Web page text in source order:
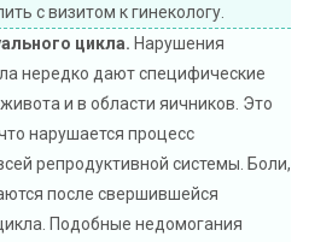
с визитом к гинекологу.
цикла. Нарушения
нередко дают специфические
и в области яичников. Это
нарушается процесс
репродуктивной системы. Боли,
после свершившейся
Подобные недомогания